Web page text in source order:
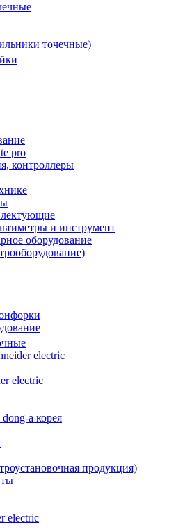
точечные)
pro
контроллеры
и инструмент
оборудование
electric
electric
a корея
продукция)
electric